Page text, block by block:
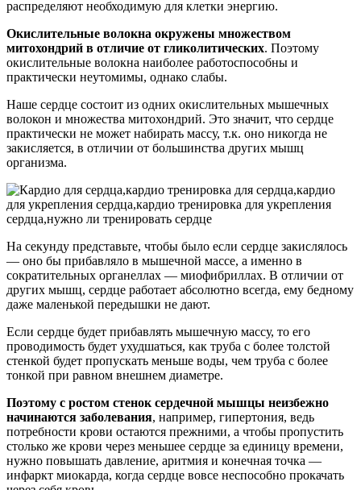
распределяют необходимую для клетки энергию.
Окислительные волокна окружены множеством
митохондрий в отличие от гликолитических. Поэтому
окислительные волокна наиболее работоспособны и
практически неутомимы, однако слабы.
Наше сердце состоит из одних окислительных мышечных
волокон и множества митохондрий. Это значит, что сердце
практически не может набирать массу, т.к. оно никогда не
закисляется, в отличии от большинства других мышц
организма.
На секунду представьте, чтобы было если сердце закислялось
— оно бы прибавляло в мышечной массе, а именно в
сократительных органеллах — миофибриллах. В отличии от
других мышц, сердце работает абсолютно всегда, ему бедному
даже маленькой передышки не дают.
Если сердце будет прибавлять мышечную массу, то его
проводимость будет ухудшаться, как труба с более толстой
стенкой будет пропускать меньше воды, чем труба с более
тонкой при равном внешнем диаметре.
Поэтому с ростом стенок сердечной мышцы неизбежно
начинаются заболевания, например, гипертония, ведь
потребности крови остаются прежними, а чтобы пропустить
столько же крови через меньшее сердце за единицу времени,
нужно повышать давление, аритмия и конечная точка —
инфаркт миокарда, когда сердце вовсе неспособно прокачать